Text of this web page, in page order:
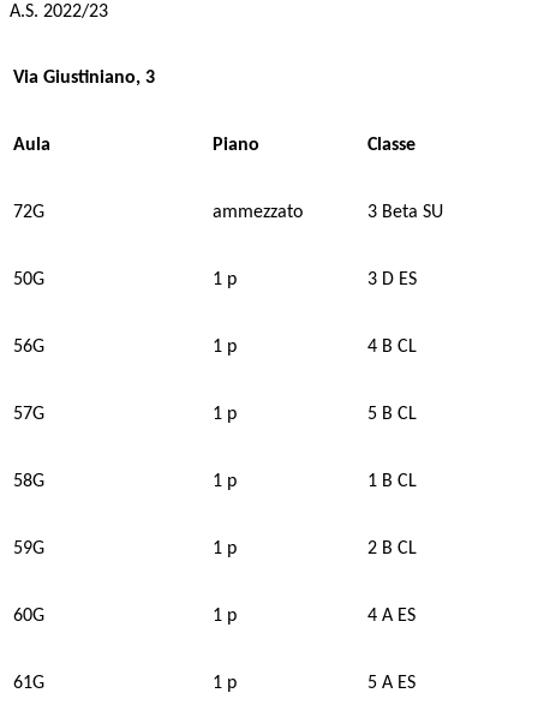
A.S. 2022/23
Via Giustiniano, 3
Aula Piano Classe
72G ammezzato 3 Beta SU
50G 1 p 3 D ES
56G 1 p 4 B CL
57G 1 p 5 B CL
58G 1 p 1 B CL
59G 1 p 2 B CL
60G 1 p 4 A ES
61G 1 p 5 A ES